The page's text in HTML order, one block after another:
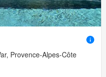
Provence-Alpes-Côte